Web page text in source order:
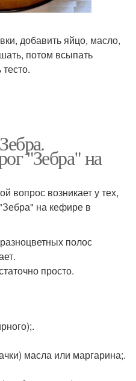
добавить яйцо, масло,
потом всыпать
"Зебра" на
вопрос возникает у тех,
на кефире в
полос
просто.
масла или маргарина;.